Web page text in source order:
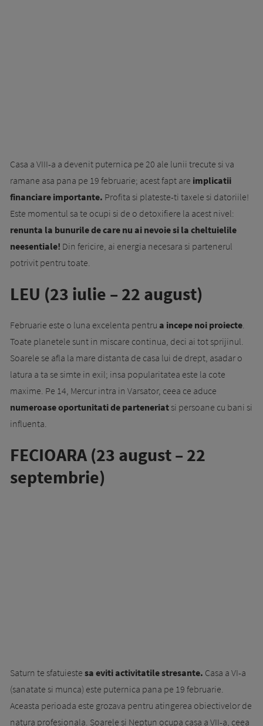
Casa a VIII-a a devenit puternica pe 20 ale lunii trecute si va
ramane asa pana pe 19 februarie; acest fapt are implicatii
financiare importante. Profita si plateste-ti taxele si datoriile!
Este momentul sa te ocupi si de o detoxifiere la acest nivel:
renunta la bunurile de care nu ai nevoie si la cheltuielile
neesentiale! Din fericire, ai energia necesara si partenerul
potrivit pentru toate.
LEU (23 iulie – 22 august)
Februarie este o luna excelenta pentru a incepe noi proiecte.
Toate planetele sunt in miscare continua, deci ai tot sprijinul.
Soarele se afla la mare distanta de casa lui de drept, asadar o
latura a ta se simte in exil; insa popularitatea este la cote
maxime. Pe 14, Mercur intra in Varsator, ceea ce aduce
numeroase oportunitati de parteneriatsi persoane cu bani si
influenta.
FECIOARA (23 august – 22
septembrie)
Saturn te sfatuieste sa eviti activitatile stresante. Casa a VI-a
(sanatate si munca) este puternica pana pe 19 februarie.
Aceasta perioada este grozava pentru atingerea obiectivelor de
natura profesionala. Soarele si Neptun ocupa casa a VII-a, ceea